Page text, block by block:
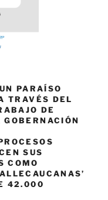
PARAÍSO
TRAVÉS DEL
DE
SUS
COMO
42.000